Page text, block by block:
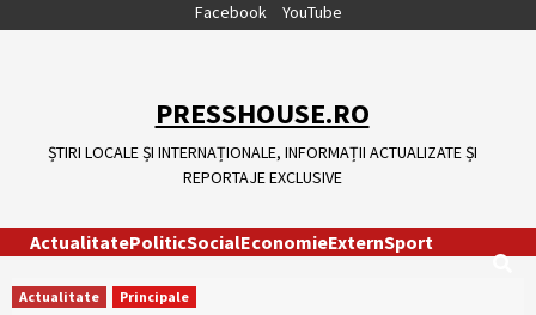
Facebook YouTube
PRESSHOUSE.RO
ȘTIRI LOCALE ȘI INTERNAȚIONALE, INFORMAȚII ACTUALIZATE ȘI
REPORTAJE EXCLUSIVE
ActualitatePoliticSocialEconomieExternSport
Actualitate Principale